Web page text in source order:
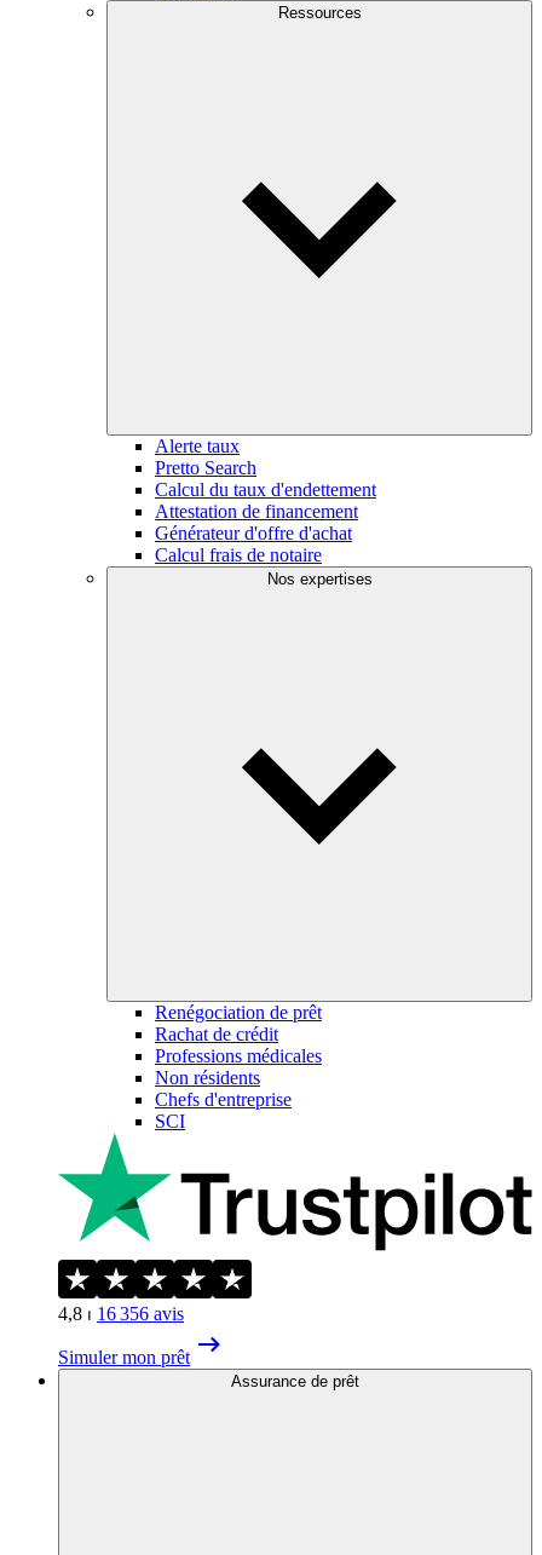
Ressources
Alerte taux
Pretto Search
Calcul du taux d'endettement
Attestation de financement
Générateur d'offre d'achat
Calcul frais de notaire
Nos expertises
Renégociation de prêt
Rachat de crédit
Professions médicales
Non résidents
Chefs d'entreprise
SCI
4,8 ⏐ 16 356 avis
Simuler mon prêt
Assurance de prêt